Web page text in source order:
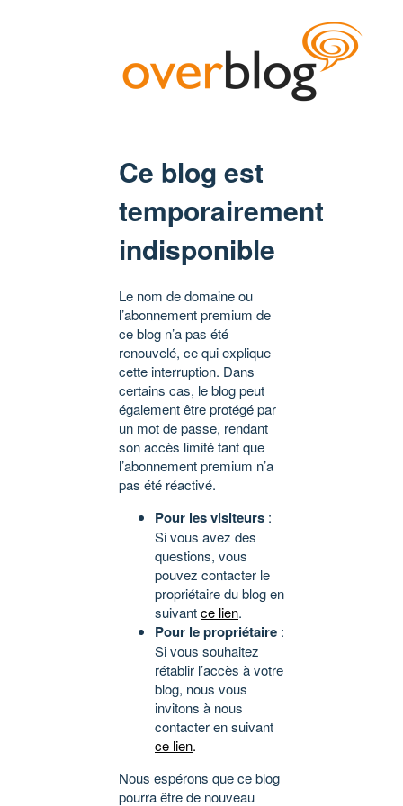
Ce blog est
temporairement
indisponible
Le nom de domaine ou
l’abonnement premium de
ce blog n’a pas été
renouvelé, ce qui explique
cette interruption. Dans
certains cas, le blog peut
également être protégé par
un mot de passe, rendant
son accès limité tant que
l’abonnement premium n’a
pas été réactivé.
Pour les visiteurs :
Si vous avez des
questions, vous
pouvez contacter le
propriétaire du blog en
suivantce lien.
Pour le propriétaire :
Si vous souhaitez
rétablir l’accès à votre
blog, nous vous
invitons à nous
contacter en suivant
ce lien.
Nous espérons que ce blog
pourra être de nouveau